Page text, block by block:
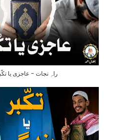
راہِ نجات – عاجزی یا